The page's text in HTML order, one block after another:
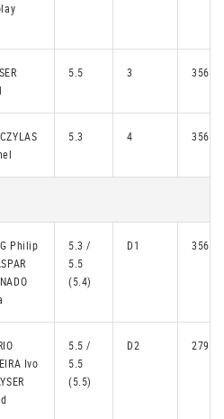
5.5 3 35673
5.3 4 35612
Philip
5.3 /
5.5
(5.4)
D1 35612
Ivo
5.5 /
5.5
(5.5)
D2 27991